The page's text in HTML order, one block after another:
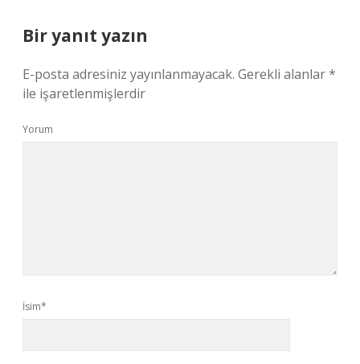
Bir yanıt yazın
E-posta adresiniz yayınlanmayacak. Gerekli alanlar*
ile işaretlenmişlerdir
Yorum
İsim*